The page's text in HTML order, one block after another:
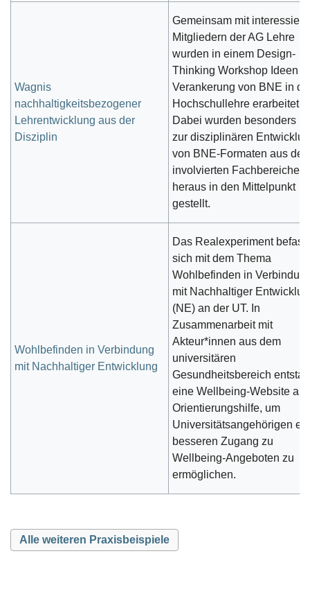
Wagnis
nachhaltigkeitsbezogener
Lehrentwicklung aus der
Disziplin
Gemeinsam mit
Mitgliedern der AG Lehre
wurden in einem Design-
Thinking Workshop Ideen
Verankerung von BNE in
Hochschullehre erarbeitet.
Dabei wurden besonders
zur disziplinären
von BNE-Formaten aus den
involvierten Fachbereichen
heraus in den Mittelpunkt
gestellt.
Wohlbefinden in Verbindung
mit Nachhaltiger Entwicklung
Das Realexperiment
sich mit dem Thema
Wohlbefinden in
mit Nachhaltiger
(NE) an der UT. In
Zusammenarbeit mit
Akteur*innen aus dem
universitären
Gesundheitsbereich
eine Wellbeing-Website als
Orientierungshilfe, um
Universitätsangehörigen
besseren Zugang zu
Wellbeing-Angeboten zu
ermöglichen.
Alle weiteren Praxisbeispiele